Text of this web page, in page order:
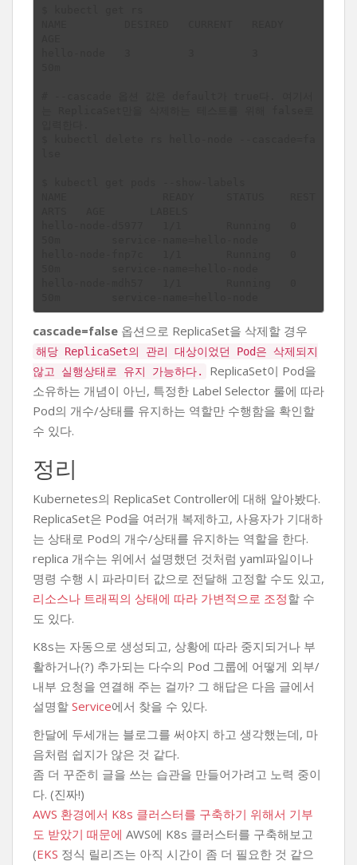
cascade=false 옵션으로 ReplicaSet을 삭제할 경우
해당 ReplicaSet의 관리 대상이었던 Pod은 삭제되지
않고 실행상태로 유지 가능하다.
ReplicaSet이 Pod을
소유하는 개념이 아닌, 특정한 Label Selector 룰에 따라
Pod의 개수/상태를 유지하는 역할만 수행함을 확인할
수 있다.
정리
Kubernetes의 ReplicaSet Controller에 대해 알아봤다.
ReplicaSet은 Pod을 여러개 복제하고, 사용자가 기대하
는 상태로 Pod의 개수/상태를 유지하는 역할을 한다.
replica 개수는 위에서 설명했던 것처럼 yaml파일이나
명령 수행 시 파라미터 값으로 전달해 고정할 수도 있고,
리소스나 트래픽의 상태에 따라 가변적으로 조정할 수
도 있다.
K8s는 자동으로 생성되고, 상황에 따라 중지되거나 부
활하거나(?) 추가되는 다수의 Pod 그룹에 어떻게 외부/
내부 요청을 연결해 주는 걸까? 그 해답은 다음 글에서
설명할 Service에서 찾을 수 있다.
한달에 두세개는 블로그를 써야지 하고 생각했는데, 마
음처럼 쉽지가 않은 것 같다.
좀 더 꾸준히 글을 쓰는 습관을 만들어가려고 노력 중이
다. (진짜!)
AWS 환경에서 K8s 클러스터를 구축하기 위해서 기부
도 받았기 때문에 AWS에 K8s 클러스터를 구축해보고
(EKS 정식 릴리즈는 아직 시간이 좀 더 필요한 것 같으